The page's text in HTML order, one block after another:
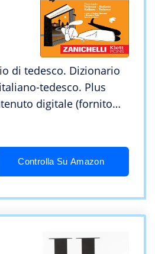
di tedesco. Dizionario
tedesco. Plus
digitale (fornito
Controlla Su Amazon